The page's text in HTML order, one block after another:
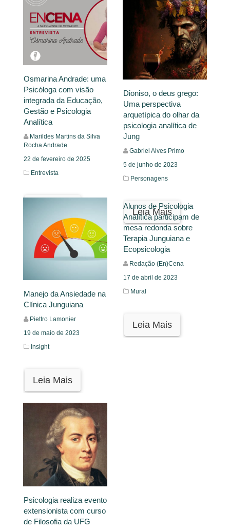
Leia Mais
Osmarina Andrade: uma
Psicóloga com visão
integrada da Educação,
Gestão e Psicologia
Analítica
Marildes Martins da Silva
Rocha Andrade
22 de fevereiro de 2025
Entrevista
Dioniso, o deus grego:
Uma perspectiva
arquetípica do olhar da
psicologia analítica de
Jung
Gabriel Alves Primo
5 de junho de 2023
Personagens
Leia Mais
Manejo da Ansiedade na
Clínica Junguiana
Piettro Lamonier
19 de maio de 2023
Insight
Leia Mais
Alunos de Psicologia
Analítica participam de
mesa redonda sobre
Terapia Junguiana e
Ecopsicologia
Redação (En)Cena
17 de abril de 2023
Mural
Leia Mais
Psicologia realiza evento
extensionista com curso
de Filosofia da UFG